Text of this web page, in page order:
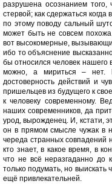
разрушена осознанием того,
стервой; как сдержаться
по этому поводу сальный
может быть не совсем
вот высокомерные,
ибо то объяснение
бы относился человек нашего
можно, а мириться – нет.
достоверность действий и
пришельцев из будущего к
к человеку современному.
наших современников, да
урод, вырожденец. И, кстати,
он в прямом смысле чужак в
череда странных совпадений
кто знает, в какое время, в
что не всё неразгаданно до
только подумать, но выискать
ещё привлекательней.